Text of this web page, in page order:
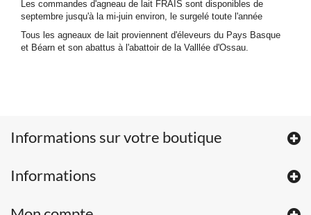
Les commandes d'agneau de lait FRAIS sont disponibles de
septembre jusqu'à la mi-juin environ, le surgelé toute l'année
Tous les agneaux de lait proviennent d'éleveurs du Pays Basque
et Béarn et son abattus à l'abattoir de la Valllée d'Ossau.
Informations sur votre boutique
Informations